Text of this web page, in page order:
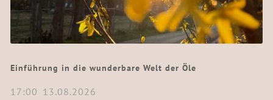
Einführung in die wunderbare Welt der Öle
17:00 13.08.2026